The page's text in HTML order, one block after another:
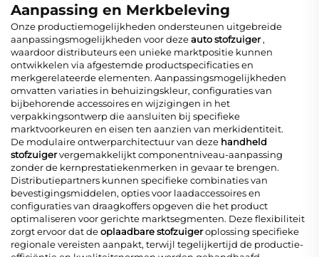
Aanpassing en Merkbeleving
Onze productiemogelijkheden ondersteunen uitgebreide
aanpassingsmogelijkheden voor dezeauto stofzuiger,
waardoor distributeurs een unieke marktpositie kunnen
ontwikkelen via afgestemde productspecificaties en
merkgerelateerde elementen. Aanpassingsmogelijkheden
omvatten variaties in behuizingskleur, configuraties van
bijbehorende accessoires en wijzigingen in het
verpakkingsontwerp die aansluiten bij specifieke
marktvoorkeuren en eisen ten aanzien van merkidentiteit.
De modulaire ontwerparchitectuur van deze handheld
stofzuigervergemakkelijkt componentniveau-aanpassing
zonder de kernprestatiekenmerken in gevaar te brengen.
Distributiepartners kunnen specifieke combinaties van
bevestigingsmiddelen, opties voor laadaccessoires en
configuraties van draagkoffers opgeven die het product
optimaliseren voor gerichte marktsegmenten. Deze flexibiliteit
zorgt ervoor dat deoplaadbare stofzuigeroplossing specifieke
regionale vereisten aanpakt, terwijl tegelijkertijd de productie-